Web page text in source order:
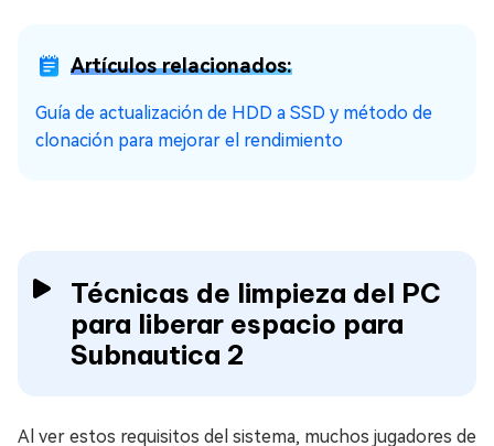
Artículos relacionados:
Guía de actualización de HDD a SSD y método de
clonación para mejorar el rendimiento
Técnicas de limpieza del PC
para liberar espacio para
Subnautica 2
Al ver estos requisitos del sistema, muchos jugadores de